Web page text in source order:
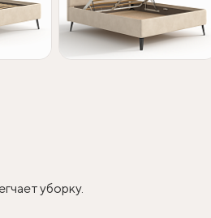
уборку.